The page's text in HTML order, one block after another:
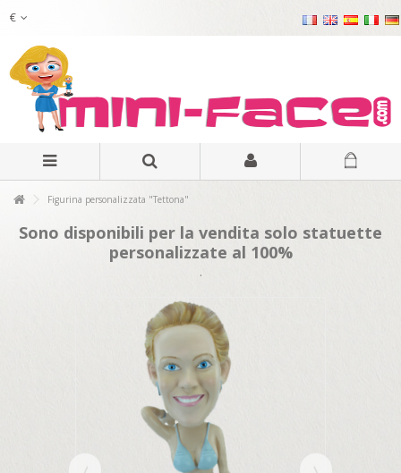
€
Figurina personalizzata "Tettona"
Sono disponibili per la vendita solo statuette
personalizzate al 100%
.